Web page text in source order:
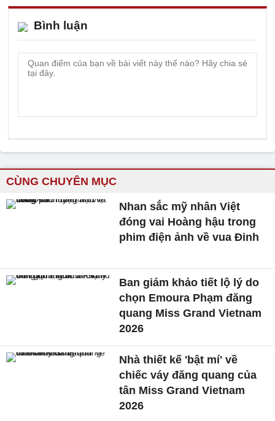
Bình luận
CÙNG CHUYÊN MỤC
Nhan sắc mỹ nhân Việt
đóng vai Hoàng hậu trong
phim điện ảnh về vua Đinh
Ban giám khảo tiết lộ lý do
chọn Emoura Phạm đăng
quang Miss Grand Vietnam
2026
Nhà thiết kế 'bật mí' về
chiếc váy đăng quang của
tân Miss Grand Vietnam
2026